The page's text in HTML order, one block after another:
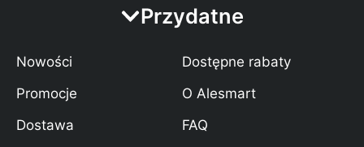
Przydatne
Nowości
Promocje
Dostawa
Dostępne rabaty
O Alesmart
FAQ